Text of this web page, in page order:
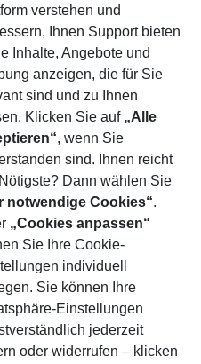
Offer description
4
the St. Mary''s Basilica, 2
destination area from 04:00
respective hotel. The
flights until 3.00 a.m. on the
verstehen und
Ihnen Support bieten
Inhalte, Angebote und
anzeigen, die für Sie
sind und zu Ihnen
Klicken Sie auf „Alle
, wenn Sie
sind. Ihnen reicht
Dann wählen Sie
notwendige Cookies“.
„Cookies anpassen“
Sie Ihre Cookie-
individuell
Sie können Ihre
Einstellungen
jederzeit
oder widerrufen – klicken